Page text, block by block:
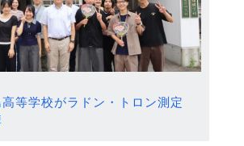
等学校がラドン・トロン測定